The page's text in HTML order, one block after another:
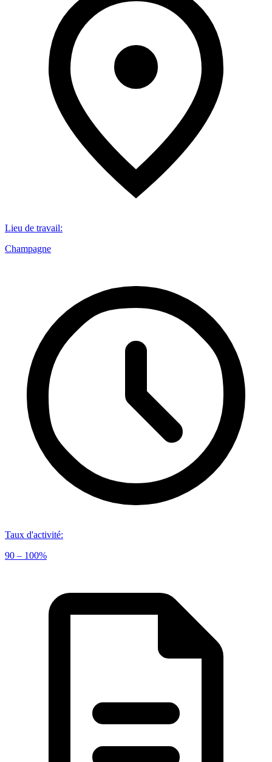
Lieu de travail:
Champagne
Taux d'activité:
90 – 100%